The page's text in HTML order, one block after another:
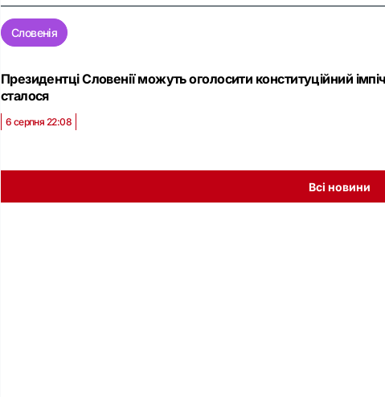
Словенія
Президентці Словенії можуть оголосити конституційний
сталося
6 серпня 22:08
Всі новини